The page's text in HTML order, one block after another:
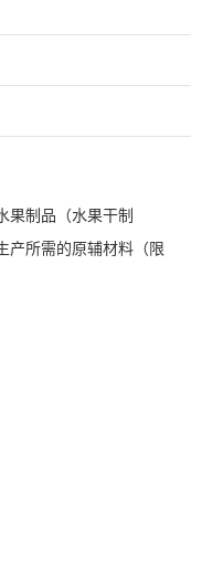
果制品（水果干制
产所需的原辅材料（限